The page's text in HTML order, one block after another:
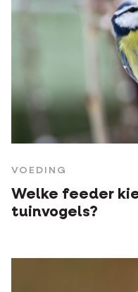
VOEDING
Welke feeder
tuinvogels?